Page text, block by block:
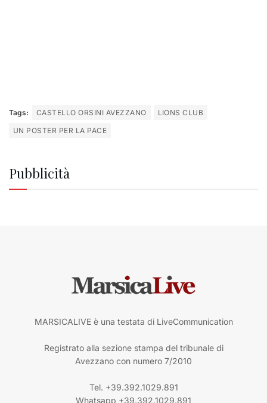
Tags: CASTELLO ORSINI AVEZZANO
LIONS CLUB
UN POSTER PER LA PACE
Pubblicità
MARSICALIVE è una testata di LiveCommunication
Registrato alla sezione stampa del tribunale di
Avezzano con numero 7/2010
Tel. +39.392.1029.891
Whatsapp +39.392.1029.891